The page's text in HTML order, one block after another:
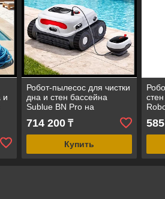
и
Робот-пылесос для чистки
дна и стен бассейна
Sublue BN Pro на
аккумуляторе (мощность
= 18 м3/ч, до 200 м2)
714 200₸
Купить